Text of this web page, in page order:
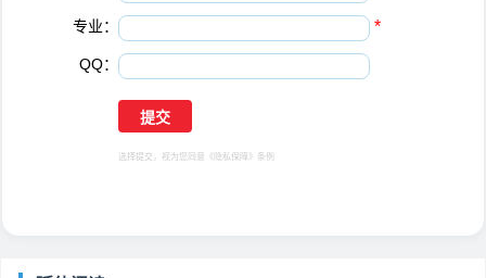
专业： *
QQ：
选择提交，视为您同意 《隐私保障》 条例